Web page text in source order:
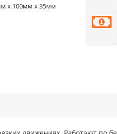
x 100мм x 35мм